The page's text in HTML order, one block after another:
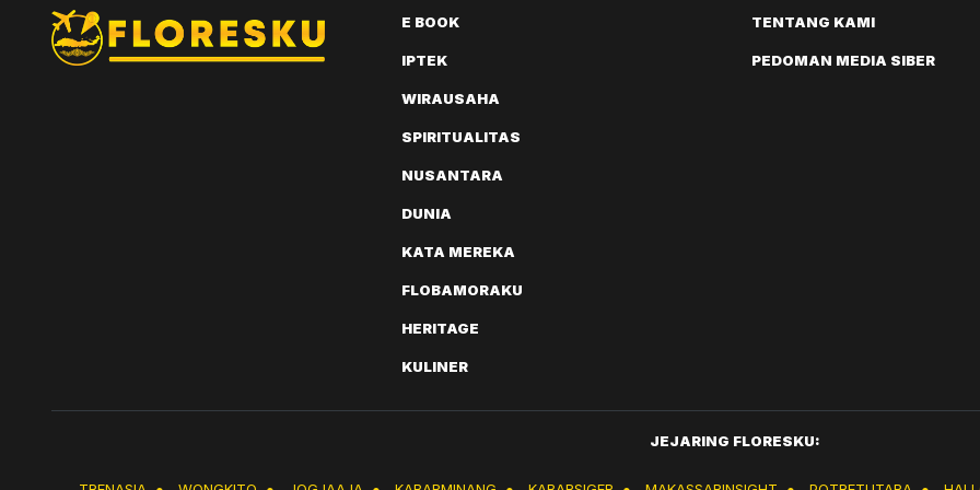
E BOOK
IPTEK
WIRAUSAHA
SPIRITUALITAS
NUSANTARA
DUNIA
KATA MEREKA
FLOBAMORAKU
HERITAGE
KULINER
TENTANG KAMI
PEDOMAN MEDIA SIBER
JEJARING FLORESKU: